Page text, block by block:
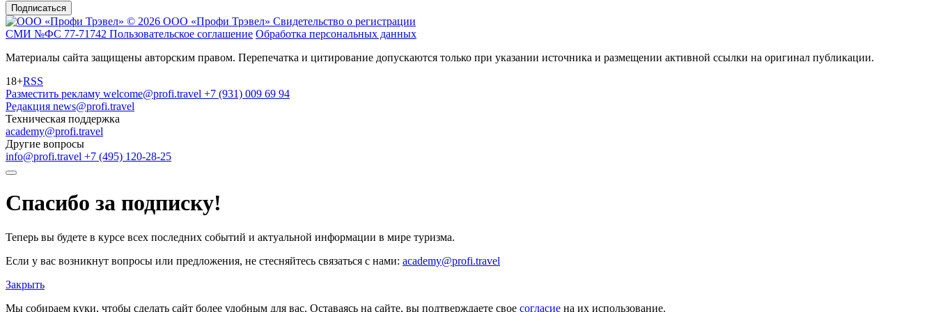
Подписаться
© 2026 ООО «Профи Трэвeл» Свидетельство о регистрации
СМИ №ФС 77-71742 Пользовательское соглашение Обработка персональных данных
Материалы сайта защищены авторским правом. Перепечатка и цитирование допускаются только при указании источника и размещении активной ссылки на оригинал публикации.
18+RSS
Разместить рекламу welcome@profi.travel +7 (931) 009 69 94
Редакция news@profi.travel
Техническая поддержка
academy@profi.travel
Другие вопросы
info@profi.travel +7 (495) 120-28-25
Спасибо за подписку!
Теперь вы будете в курсе всех последних событий и актуальной информации в мире туризма.
Если у вас возникнут вопросы или предложения, не стесняйтесь связаться с нами: academy@profi.travel
Закрыть
Мы собираем куки, чтобы сделать сайт более удобным для вас. Оставаясь на сайте, вы подтверждаете свое согласие на их использование.